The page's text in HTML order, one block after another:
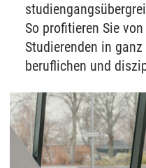
So profitieren Sie
Studierenden in
beruflichen und